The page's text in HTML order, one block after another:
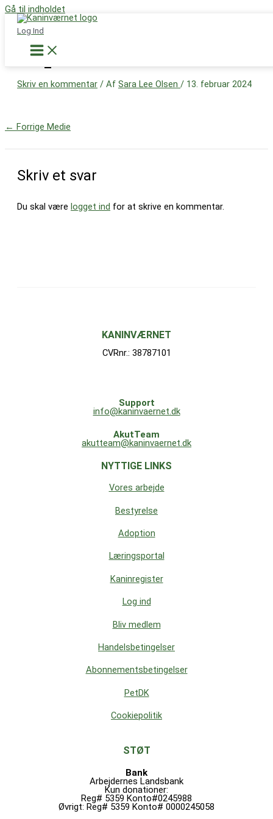
Gå til indholdet
Log Ind
Støt nu
IMG_3444
Skriv en kommentar / Af Sara Lee Olsen / 13. februar 2024
← Forrige Medie
Skriv et svar
Du skal være logget ind for at skrive en kommentar.
KANINVÆRNET
CVRnr.: 38787101
Support
info@kaninvaernet.dk
AkutTeam
akutteam@kaninvaernet.dk
NYTTIGE LINKS
Vores arbejde
Bestyrelse
Adoption
Læringsportal
Kaninregister
Log ind
Bliv medlem
Handelsbetingelser
Abonnementsbetingelser
PetDK
Cookiepolitik
STØT
Bank
Arbejdernes Landsbank
Kun donationer:
Reg# 5359 Konto#0245988
Øvrigt: Reg# 5359 Konto# 0000245058